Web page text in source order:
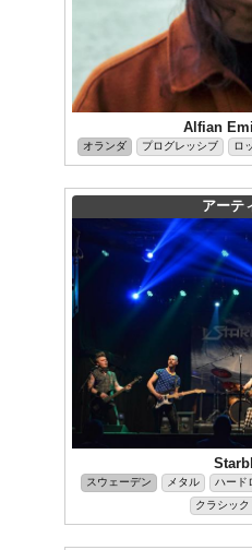
Alfian
オランダ プログレッシブ ロ
アーテ
スウェーデン メタル ハード
クラシック